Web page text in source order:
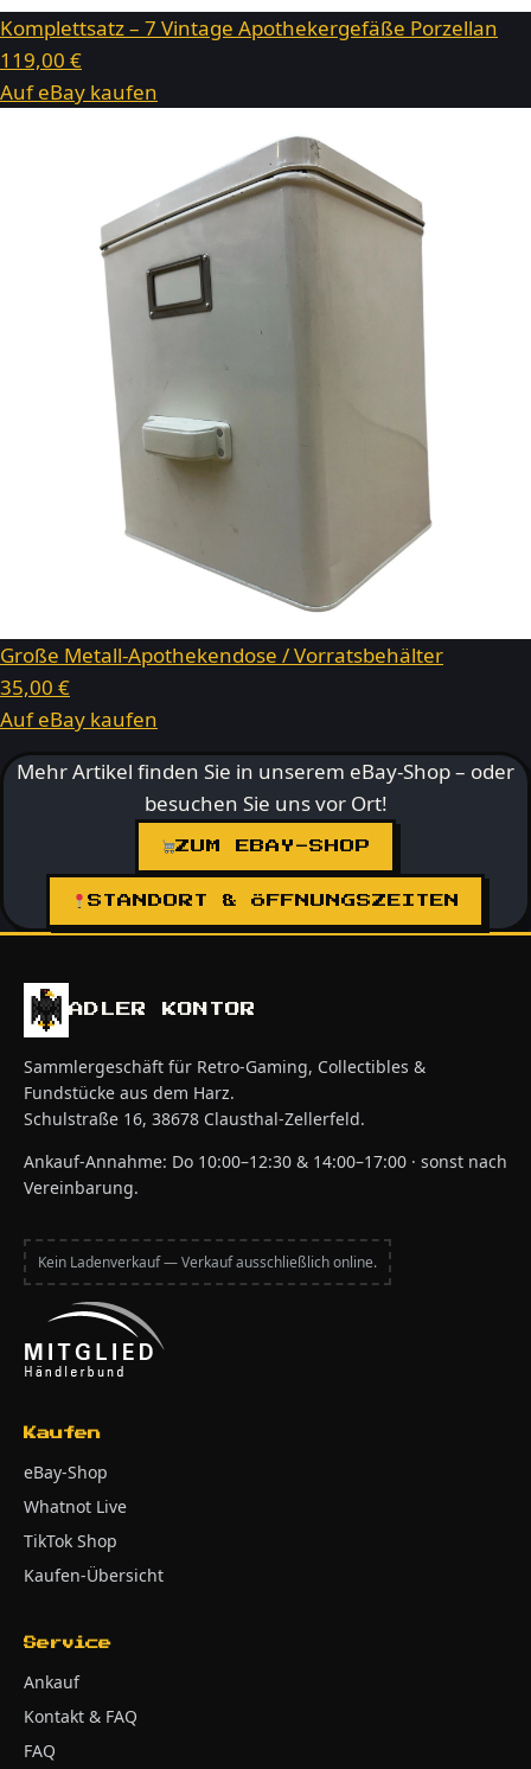
Komplettsatz – 7 Vintage Apothekergefäße Porzellan
119,00 €
Auf eBay kaufen
Große Metall-Apothekendose / Vorratsbehälter
35,00 €
Auf eBay kaufen
Mehr Artikel finden Sie in unserem eBay-Shop – oder
besuchen Sie uns vor Ort!
ZUM EBAY-SHOP
STANDORT & ÖFFNUNGSZEITEN
ADLER KONTOR
Sammlergeschäft für Retro-Gaming, Collectibles &
Fundstücke aus dem Harz.
Schulstraße 16, 38678 Clausthal-Zellerfeld.
Ankauf-Annahme: Do 10:00–12:30 & 14:00–17:00 · sonst nach
Vereinbarung.
Kein Ladenverkauf — Verkauf ausschließlich online.
Kaufen
eBay-Shop
Whatnot Live
TikTok Shop
Kaufen-Übersicht
Service
Ankauf
Kontakt & FAQ
FAQ